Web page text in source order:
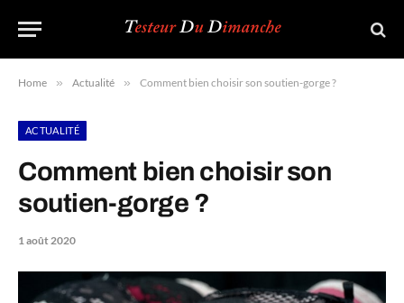
Home » Actualité » Comment bien choisir son soutien-gorge ?
ACTUALITÉ
Comment bien choisir son
soutien-gorge ?
1 août 2020